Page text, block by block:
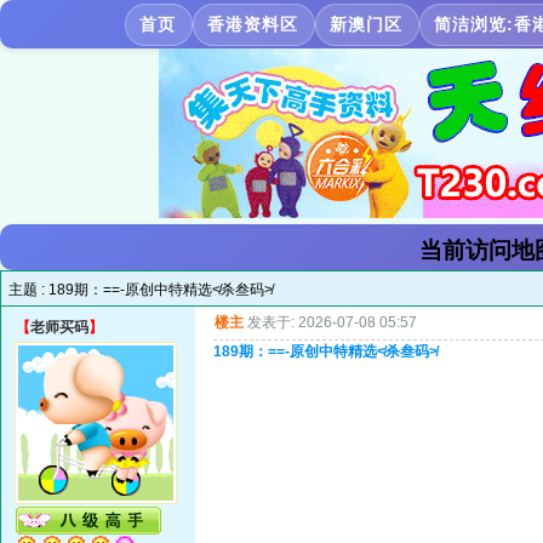
首页 香港资料区 新澳门区 简洁浏览:香
当前访问地
主题 : 189期：==-原创中特精选≮杀叁码≯
【老师买码】 楼主 发表于: 2026-07-08 05:57
189期：==-原创中特精选≮杀叁码≯